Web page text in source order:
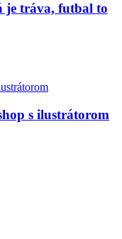
je tráva, futbal to
s ilustrátorom